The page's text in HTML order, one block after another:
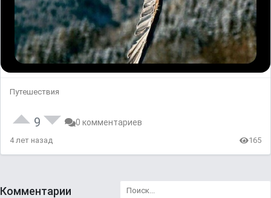
Путешествия
9 0 комментариев
4 лет назад 165
Комментарии